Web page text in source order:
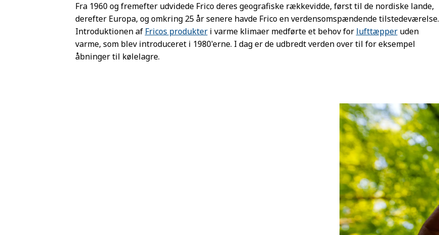
Fra 1960 og fremefter udvidede Frico deres geografiske rækkevidde, først til de nordiske lande,
derefter Europa, og omkring 25 år senere havde Frico en verdensomspændende tilstedeværelse.
Introduktionen af Fricos produkteri varme klimaer medførte et behov for lufttæpperuden
varme, som blev introduceret i 1980'erne. I dag er de udbredt verden over til for eksempel
åbninger til kølelagre.